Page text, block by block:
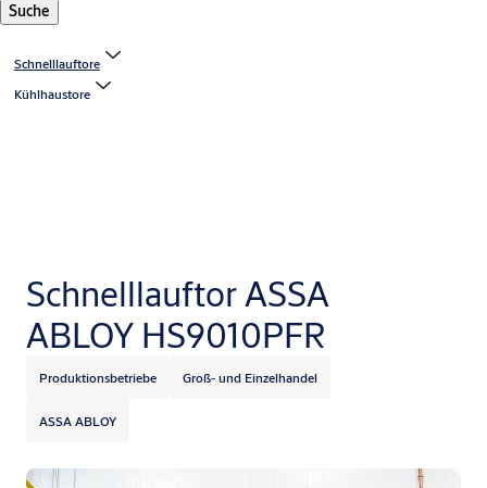
Suche
Schnelllauftore
Kühlhaustore
Schnelllauftor ASSA
ABLOY HS9010PFR
Produktionsbetriebe Groß- und Einzelhandel
ASSA ABLOY